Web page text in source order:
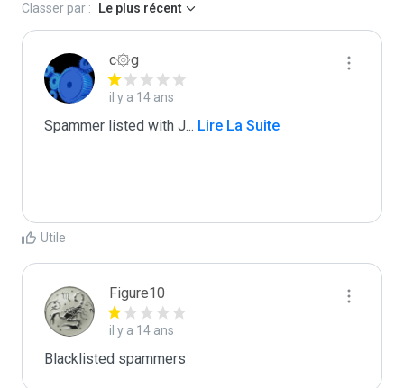
Classer par : Le plus récent
c۞g
il y a 14 ans
Spammer listed with J... Lire La Suite
Utile
Figure10
il y a 14 ans
Blacklisted spammers